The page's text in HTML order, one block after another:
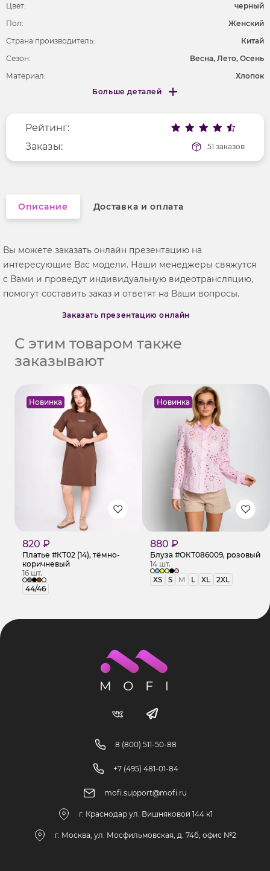
Цвет:
черный
Пол:
Женский
Страна производитель:
Китай
Сезон:
Весна, Лето, Осень
Материал:
Хлопок
Вырез горловины
отложной воротник
Рисунок
надпись
Фактура материала
твид
Больше деталей
Меньше деталей
Рейтинг:
Заказы:
51 заказов
Описание Доставка и оплата
Вы можете заказать онлайн презентацию на
интересующие Вас модели. Наши менеджеры свяжутся
с Вами и проведут индивидуальную видеотрансляцию,
помогут составить заказ и ответят на Ваши вопросы.
Заказать презентацию онлайн
С этим товаром также
заказывают
Новинка
820 ₽
Платье #КТ02 (14), тёмно-
коричневый
16 шт.
44/46
Новинка
880 ₽
Блуза #ОКТ086009, розовый
14 шт.
XS
S M L XL 2XL
8 (800) 511-50-88
+7 (495) 481-01-84
mofi.support@mofi.ru
г. Краснодар ул. Вишняковой 144 к1
г. Москва, ул. Мосфильмовская, д. 74б, офис №2